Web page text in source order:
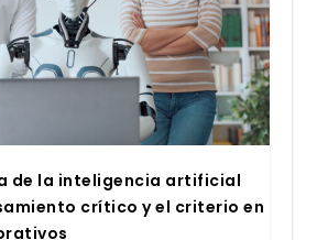
de la inte­li­gen­cia arti­fi­cial
crí­ti­co y el cri­te­rio en